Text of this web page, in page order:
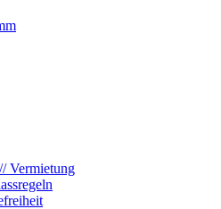
Vermietung